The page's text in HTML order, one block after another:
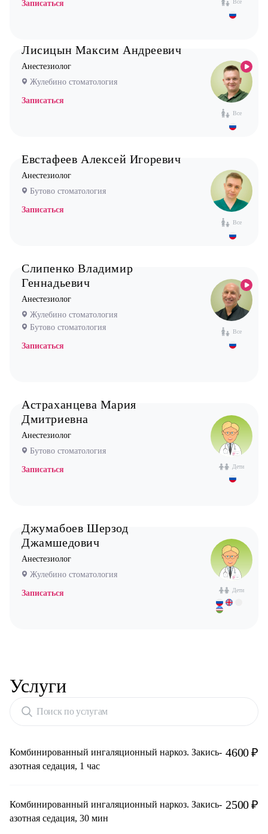
Невролог
Нефролог
Ортопед
Офтальмолог (Окулист)
Педиатр
Психиатр
Психолог
Стоматолог ортодонт
Стоматолог ортопед
Стоматолог терапевт
Врач УЗИ
Фониатр
Хирург
Все
Записаться
Все
Лисицын Максим Андреевич
Анестезиолог
Жулебино стоматология
Записаться
Все
Евстафеев Алексей Игоревич
Анестезиолог
Бутово стоматология
Записаться
Все
Слипенко Владимир
Геннадьевич
Анестезиолог
Жулебино стоматология
Бутово стоматология
Записаться
Дети
Астраханцева Мария
Дмитриевна
Анестезиолог
Бутово стоматология
Записаться
Дети
Джумабоев Шерзод
Джамшедович
Анестезиолог
Жулебино стоматология
Записаться
Услуги
Поиск по услугам
Комбинированный ингаляционный наркоз. Закись-
азотная седация, 1 час
4600 ₽
Комбинированный ингаляционный наркоз. Закись-
азотная седация, 30 мин
2500 ₽